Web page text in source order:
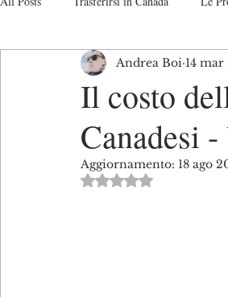
Studiare in Canada Il sistema
Turismo in Canada Interviste
Il costo
Canadesi
Andrea Boi 14 mar
Aggiornamento: 18 ago
Valutazione NaN